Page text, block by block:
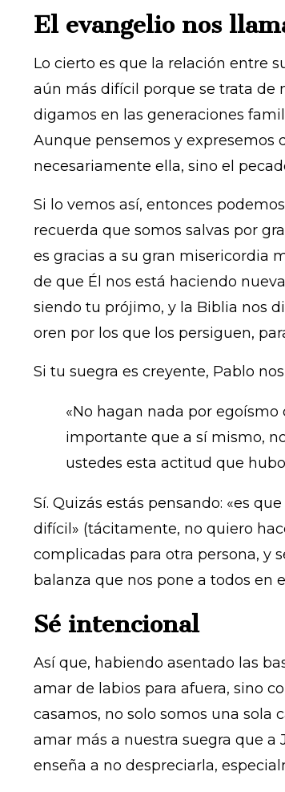
El evangelio nos
Lo cierto es que la relación entre
aún más difícil porque se trata de
digamos en las generaciones
Aunque pensemos y expresemos
necesariamente ella, sino el
Si lo vemos así, entonces
recuerda que somos salvas por
es gracias a su gran misericordia
de que Él nos está haciendo
siendo tu prójimo, y la Biblia nos
oren por los que los persiguen,
Si tu suegra es creyente, Pablo
«No hagan nada por
importante que a sí mismo,
ustedes esta actitud que
Sí. Quizás estás pensando: «es
difícil» (tácitamente, no quiero
complicadas para otra persona, y
balanza que nos pone a todos en
Sé intencional
Así que, habiendo asentado las
amar de labios para afuera, sino
casamos, no solo somos una sola
amar más a nuestra suegra que a
enseña a no despreciarla,